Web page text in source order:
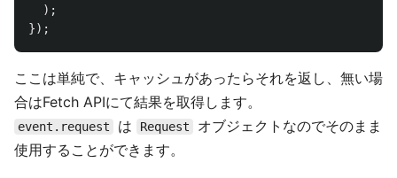
);
});
ここは単純で、キャッシュがあったらそれを返し、無い場
合はFetch APIにて結果を取得します。
event.request は Request
オブジェクトなのでそのまま
使用することができます。